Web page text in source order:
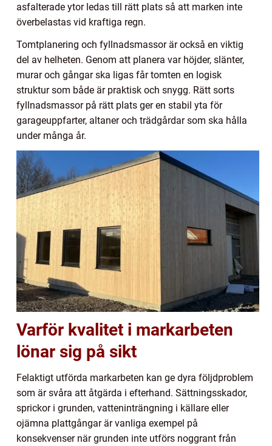
asfalterade ytor ledas till rätt plats så att marken inte
överbelastas vid kraftiga regn.
Tomtplanering och fyllnadsmassor är också en viktig
del av helheten. Genom att planera var höjder, slänter,
murar och gångar ska ligas får tomten en logisk
struktur som både är praktisk och snygg. Rätt sorts
fyllnadsmassor på rätt plats ger en stabil yta för
garageuppfarter, altaner och trädgårdar som ska hålla
under många år.
Varför kvalitet i markarbeten
lönar sig på sikt
Felaktigt utförda markarbeten kan ge dyra följdproblem
som är svåra att åtgärda i efterhand. Sättningsskador,
sprickor i grunden, vatteninträngning i källare eller
ojämna plattgångar är vanliga exempel på
konsekvenser när grunden inte utförs noggrant från